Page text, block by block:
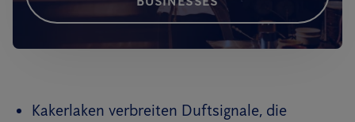
Kakerlaken verbreiten Duftsignale, die